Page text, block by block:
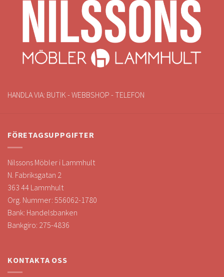
HANDLA VIA: BUTIK - WEBBSHOP - TELEFON
FÖRETAGSUPPGIFTER
Nilssons Möbler i Lammhult
N. Fabriksgatan 2
363 44 Lammhult
Org. Nummer: 556062-1780
Bank: Handelsbanken
Bankgiro: 275-4836
KONTAKTA OSS